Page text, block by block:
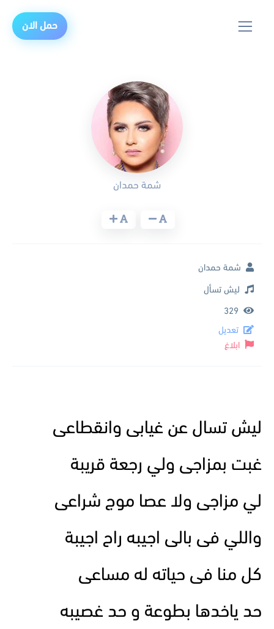
حمل الان
ليش تسال عن غيابى وانقطاعى
غبت بمزاجى ولي رجعة قريبة
لي مزاجى ولا عصا موج شراعى
واللي فى بالى اجيبه راح اجيبة
كل منا فى حياته له مساعى
حد ياخدها بطوعة و حد غصيبه
شمة حمدان
شمة حمدان
ليش تسأل
329
تعديل
ابلاغ